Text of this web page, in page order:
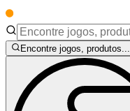
Encontre jogos, produtos...